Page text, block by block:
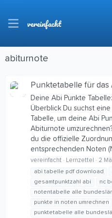
vereinfacht
abiturnote
Punktetabelle für das
Deine Abi Punkte
Überblick Du suchst
Tabelle, um deine Abi
Abiturnote
du die offizielle
entsprechenden Noten
vereinfacht Lernzettel 2
abi tabelle pdf download
gesamtpunktzahl abi nc
notentabelle alle
punkte in noten umrechnen
punktetabelle alle